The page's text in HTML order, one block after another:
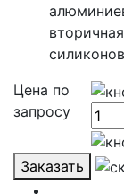
Цена по
запросу
Заказать